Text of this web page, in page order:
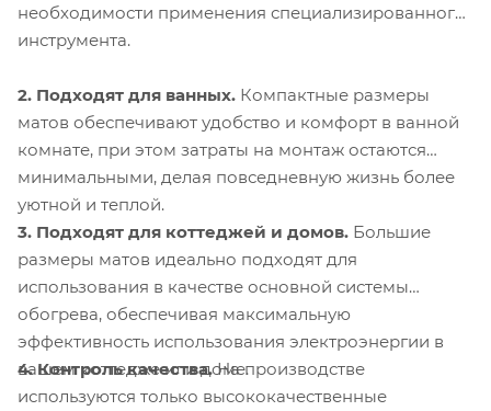
необходимости применения специализированного
инструмента.
2. Подходят для ванных. Компактные размеры
матов обеспечивают удобство и комфорт в ванной
комнате, при этом затраты на монтаж остаются
минимальными, делая повседневную жизнь более
уютной и теплой.
3. Подходят для коттеджей и домов. Большие
размеры матов идеально подходят для
использования в качестве основной системы
обогрева, обеспечивая максимальную
эффективность использования электроэнергии в
вашем коттедже или доме.
4. Контроль качества.На производстве
используются только высококачественные